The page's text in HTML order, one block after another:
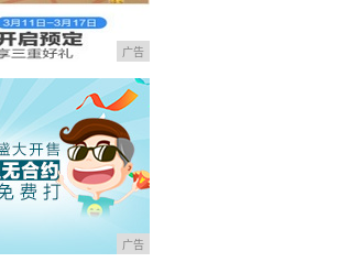
广告
广告